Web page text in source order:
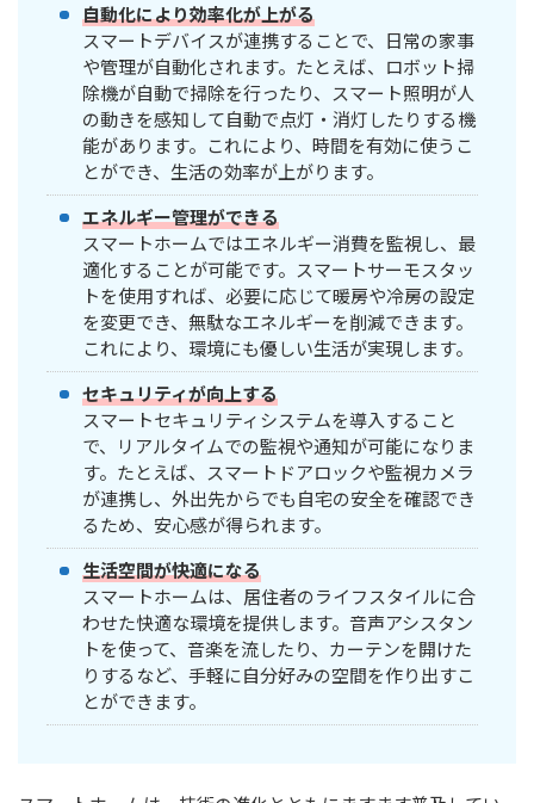
自動化により効率化が上がる
スマートデバイスが連携することで、日常の家事
や管理が自動化されます。たとえば、ロボット掃
除機が自動で掃除を行ったり、スマート照明が人
の動きを感知して自動で点灯・消灯したりする機
能があります。これにより、時間を有効に使うこ
とができ、生活の効率が上がります。
エネルギー管理ができる
スマートホームではエネルギー消費を監視し、最
適化することが可能です。スマートサーモスタッ
トを使用すれば、必要に応じて暖房や冷房の設定
を変更でき、無駄なエネルギーを削減できます。
これにより、環境にも優しい生活が実現します。
セキュリティが向上する
スマートセキュリティシステムを導入すること
で、リアルタイムでの監視や通知が可能になりま
す。たとえば、スマートドアロックや監視カメラ
が連携し、外出先からでも自宅の安全を確認でき
るため、安心感が得られます。
生活空間が快適になる
スマートホームは、居住者のライフスタイルに合
わせた快適な環境を提供します。音声アシスタン
トを使って、音楽を流したり、カーテンを開けた
りするなど、手軽に自分好みの空間を作り出すこ
とができます。